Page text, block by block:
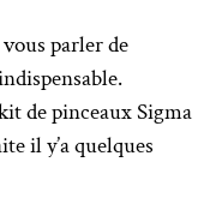
parler de
de pinceaux Sigma
il y’a quelques